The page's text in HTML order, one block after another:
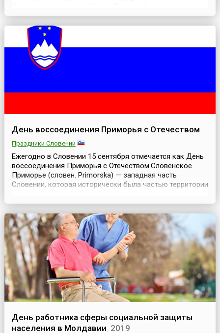
колониального ига Испании, а получила независимость
автоматически, благодаря другим народам. Но
празднуют этот день здесь с не меньшим пылом, чем в
День воссоединения Приморья с Отечеством
Праздники Словении
Ежегодно в Словении 15 сентября отмечается как День
воссоединения Приморья с Отечеством.Словенское
Приморье (словен. Primorska) — западная часть
Словении, которая исторически была частью территории
состоит из двух исторических областей — Истрия и
Горица. До образования Югославии эти земли входили в
состав габсбургского коронного края Австрийское Пр...
День работника сферы социальной защиты
населения в Молдавии 2019